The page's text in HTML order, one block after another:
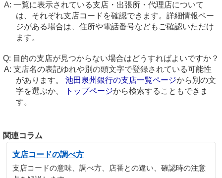
一覧に表示されている支店・出張所・代理店について
は、それぞれ支店コードを確認できます。詳細情報ペー
ジがある場合は、住所や電話番号などもご確認いただけ
ます。
目的の支店が見つからない場合はどうすればよいですか？
支店名の表記ゆれや別の頭文字で登録されている可能性
があります。 池田泉州銀行の支店一覧ページから別の文
字を選ぶか、
トップページから検索することもできま
す。
関連コラム
支店コードの調べ方
支店コードの意味、調べ方、店番との違い、確認時の注意